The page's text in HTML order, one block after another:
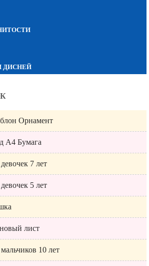
ДИСНЕЙ
Орнамент
А4 Бумага
7 лет
5 лет
лист
10 лет